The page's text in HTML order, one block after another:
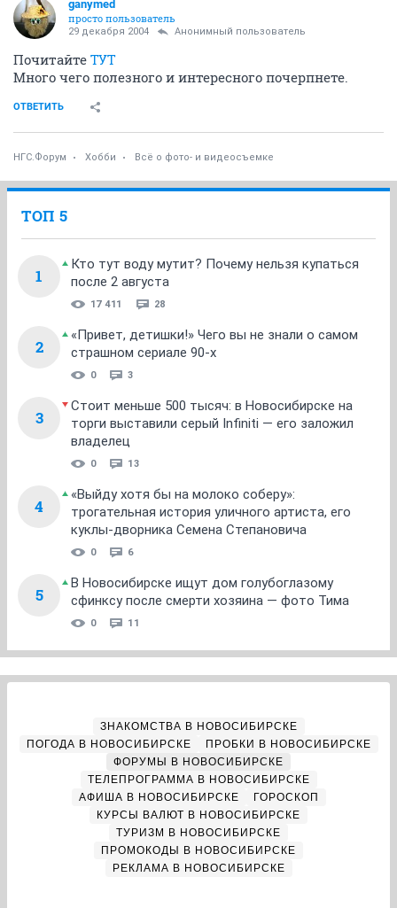
ganymed
просто пользователь
29 декабря 2004 Анонимный пользователь
Почитайте ТУТ
Много чего полезного и интересного почерпнете.
ОТВЕТИТЬ
НГС.Форум Хобби Всё о фото- и видеосъемке
ТОП 5
1
Кто тут воду мутит? Почему нельзя купаться
после 2 августа
17 411 28
2
«Привет, детишки!» Чего вы не знали о самом
страшном сериале 90-х
0 3
3
Стоит меньше 500 тысяч: в Новосибирске на
торги выставили серый Infiniti — его заложил
владелец
0 13
4
«Выйду хотя бы на молоко соберу»:
трогательная история уличного артиста, его
куклы-дворника Семена Степановича
0 6
5
В Новосибирске ищут дом голубоглазому
сфинксу после смерти хозяина — фото Тима
0 11
ЗНАКОМСТВА В НОВОСИБИРСКЕ
ПОГОДА В НОВОСИБИРСКЕ
ПРОБКИ В НОВОСИБИРСКЕ
ФОРУМЫ В НОВОСИБИРСКЕ
ТЕЛЕПРОГРАММА В НОВОСИБИРСКЕ
АФИША В НОВОСИБИРСКЕ
ГОРОСКОП
КУРСЫ ВАЛЮТ В НОВОСИБИРСКЕ
ТУРИЗМ В НОВОСИБИРСКЕ
ПРОМОКОДЫ В НОВОСИБИРСКЕ
РЕКЛАМА В НОВОСИБИРСКЕ